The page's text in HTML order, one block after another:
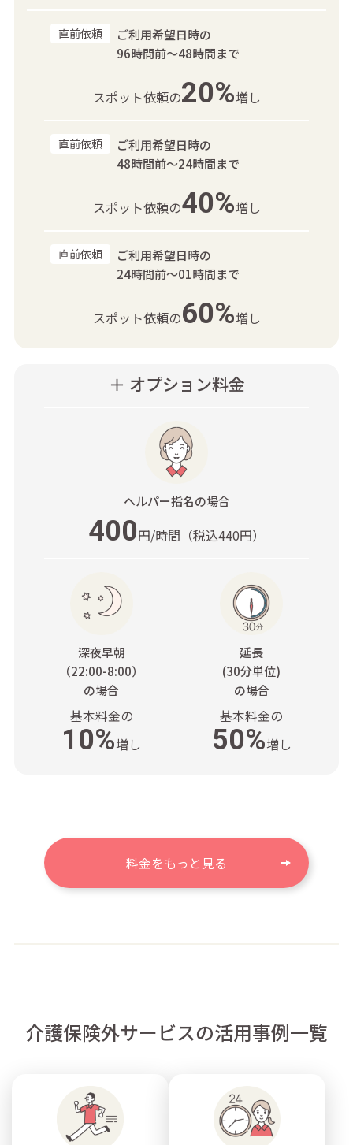
直前依頼
ご利用希望日時の
96時間前～48時間まで
スポット依頼の20%増し
直前依頼
ご利用希望日時の
48時間前～24時間まで
スポット依頼の40%増し
直前依頼
ご利用希望日時の
24時間前～01時間まで
スポット依頼の60%増し
＋ オプション料金
ヘルパー指名の場合
400円/時間 （税込440円）
深夜早朝
（22:00-8:00）
の場合
基本料金の
10%増し
延長
(30分単位)
の場合
基本料金の
50%増し
料金をもっと見る
介護保険外サービスの活用事例一覧